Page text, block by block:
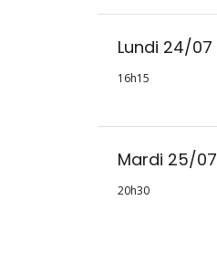
Lundi 24/07
16h15
Mardi 25/07
20h30